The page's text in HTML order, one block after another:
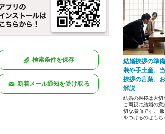
検索条件を保存
新着メール通知を受け取る
結婚挨拶の準
装や手土産、
挨拶の言葉、
解説
結婚の挨拶は大切
ご両親に結婚の
切な場面です。
をつけるのはもち